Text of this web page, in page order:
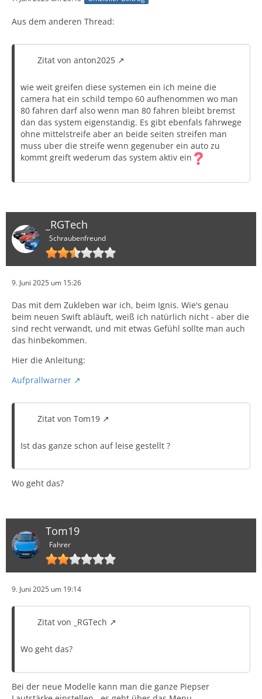
Aus dem anderen Thread:
Zitat von anton2025
wie weit greifen diese systemen ein ich meine die
camera hat ein schild tempo 60 aufhenommen wo man
80 fahren darf also wenn man 80 fahren bleibt bremst
dan das system eigenstandig. Es gibt ebenfals fahrwege
ohne mittelstreife aber an beide seiten streifen man
muss uber die streife wenn gegenuber ein auto zu
kommt greift wederum das system aktiv ein
_RGTech
Schraubenfreund
9. Juni 2025 um 15:26
Das mit dem Zukleben war ich, beim Ignis. Wie's genau
beim neuen Swift abläuft, weiß ich natürlich nicht - aber die
sind recht verwandt, und mit etwas Gefühl sollte man auch
das hinbekommen.
Hier die Anleitung:
Aufprallwarner
Zitat von Tom19
Ist das ganze schon auf leise gestellt ?
Wo geht das?
Tom19
Fahrer
9. Juni 2025 um 19:14
Zitat von _RGTech
Wo geht das?
Bei der neue Modelle kann man die ganze Piepser